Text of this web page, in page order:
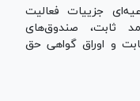
جزییات فعالیت
ثابت، صندوق‌های
ثابت و اوراق گواهی حق